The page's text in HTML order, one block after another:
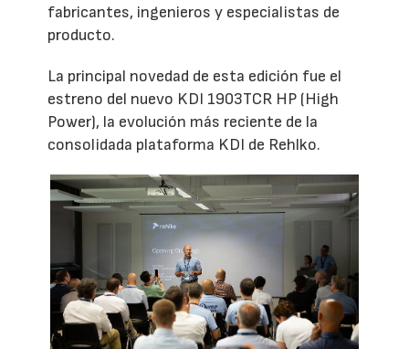
fabricantes, ingenieros y especialistas de
producto.
La principal novedad de esta edición fue el
estreno del nuevo KDI 1903TCR HP (High
Power), la evolución más reciente de la
consolidada plataforma KDI de Rehlko.